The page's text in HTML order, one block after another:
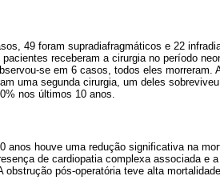
49 foram supradiafragmáticos e 22
receberam a cirurgia no período
se em 6 casos, todos eles
uma segunda cirurgia, um deles
nos últimos 10 anos.
anos houve uma redução significativa na
de cardiopatia complexa associada e
obstrução pós-operatória teve alta